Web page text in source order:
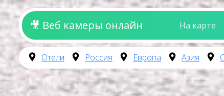
🎥 Веб камеры онлайн На карте
Отели Россия Европа Азия